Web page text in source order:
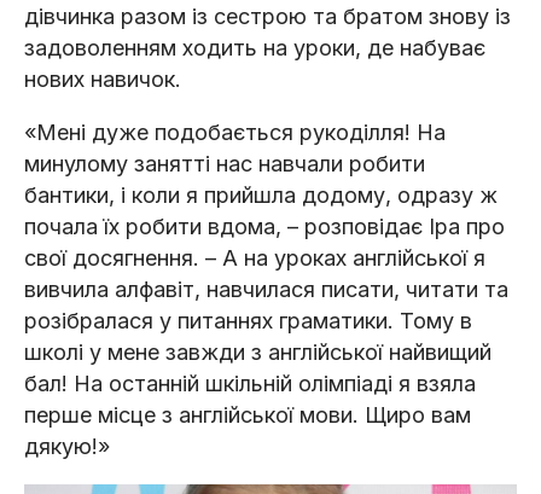
дівчинка разом із сестрою та братом знову із
задоволенням ходить на уроки, де набуває
нових навичок.
«Мені дуже подобається рукоділля! На
минулому занятті нас навчали робити
бантики, і коли я прийшла додому, одразу ж
почала їх робити вдома, – розповідає Іра про
свої досягнення. – А на уроках англійської я
вивчила алфавіт, навчилася писати, читати та
розібралася у питаннях граматики. Тому в
школі у мене завжди з англійської найвищий
бал! На останній шкільній олімпіаді я взяла
перше місце з англійської мови. Щиро вам
дякую!»